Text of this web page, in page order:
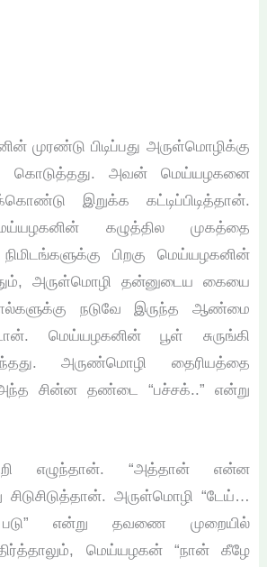
முரண்டு பிடிப்பது அருள்மொழிக்கு
கொடுத்தது. அவன் மெய்யழகனை
இறுக்க கட்டிப்பிடித்தான்.
கழுத்தில முகத்தை
பிறகு மெய்யழகனின்
அருள்மொழி தன்னுடைய கையை
நடுவே இருந்த ஆண்மை
மெய்யழகனின் பூள் சுருங்கி
அருண்மொழி தைரியத்தை
சின்ன தண்டை “பச்சக்..” என்று
எழுந்தான். “அத்தான் என்ன
அருள்மொழி “டேய்…
என்று தவணை முறையில்
மெய்யழகன் “நான் கீழே